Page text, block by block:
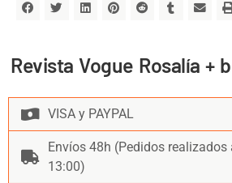
Revista Vogue Rosalía +
VISA y PAYPAL
Envíos 48h (Pedidos realizados
13:00)